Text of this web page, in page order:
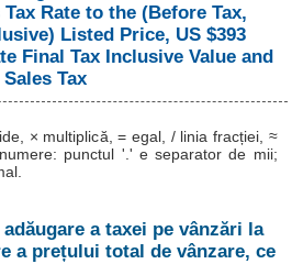
Rate to the (Before Tax,
Listed Price, US $393
Final Tax Inclusive Value and
Tax
× multiplică, = egal, / linia fracției, ≈
punctul '.' e separator de mii;
a taxei pe vânzări la
a prețului total de vânzare, ce